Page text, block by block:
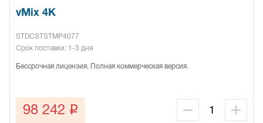
vMix 4K
STDCSTSTMP4077
Срок поставки: 1-3 дня
Бессрочная лицензия. Полная коммерческая версия.
98 242 q